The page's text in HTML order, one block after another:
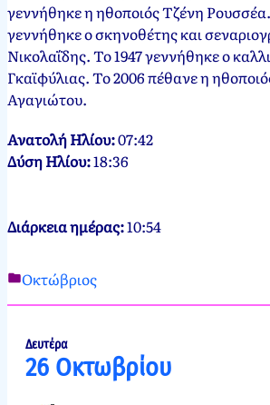
γεννήθηκε η ηθοποιός Τζένη
γεννήθηκε ο σκηνοθέτης και
Νικολαΐδης. Το 1947 γεννήθηκε ο
Γκαϊφύλιας. Το 2006 πέθανε η
Αγαγιώτου.
Ανατολή Ηλίου:07:42
Δύση Ηλίου:18:36
Διάρκεια ημέρας:10:54
Νεκτάριος
25
201225
Οκτωβρίου,
Οκτώβριος
Δευτέρα
26 Οκτωβρίου